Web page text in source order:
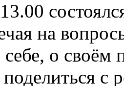
на
себе, о
поделиться